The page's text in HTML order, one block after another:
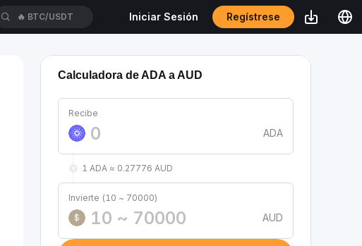
🔥 XAUT/USDT Iniciar Sesión Regístrese
Calculadora de ADA a AUD
Recibe
ADA
1 ADA ≈ 0.27776 AUD
Invierte (10 ~ 70000)
$
AUD